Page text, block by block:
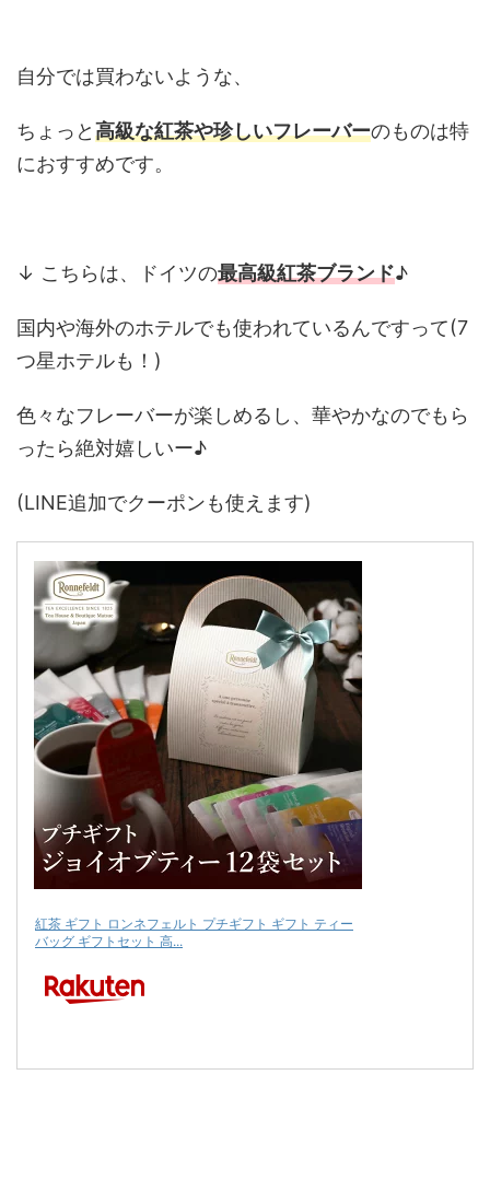
自分では買わないような、
ちょっと高級な紅茶や珍しいフレーバーのものは特
におすすめです。
↓ こちらは、ドイツの最高級紅茶ブランド♪
国内や海外のホテルでも使われているんですって(7
つ星ホテルも！)
色々なフレーバーが楽しめるし、華やかなのでもら
ったら絶対嬉しいー♪
(LINE追加でクーポンも使えます)
紅茶 ギフト ロンネフェルト プチギフト ギフト ティー
バッグ ギフトセット 高...